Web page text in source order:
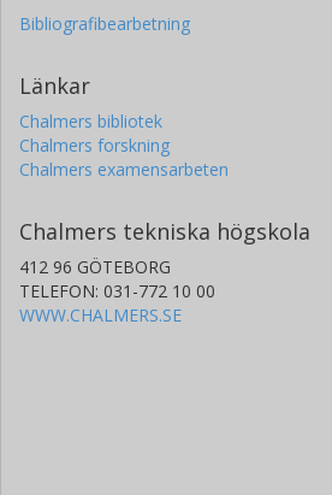
Bibliografibearbetning
Länkar
Chalmers bibliotek
Chalmers forskning
Chalmers examensarbeten
Chalmers tekniska högskola
412 96 GÖTEBORG
TELEFON: 031-772 10 00
WWW.CHALMERS.SE